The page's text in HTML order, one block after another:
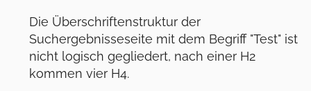
Die Überschriftenstruktur der
Suchergebnisseseite mit dem Begriff "Test" ist
nicht logisch gegliedert, nach einer H2
kommen vier H4.